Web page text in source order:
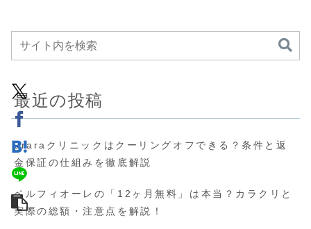
最近の投稿
uraraクリニックはクーリングオフできる？条件と返
金保証の仕組みを徹底解説
ベルフィオーレの「12ヶ月無料」は本当？カラクリと
実際の総額・注意点を解説！